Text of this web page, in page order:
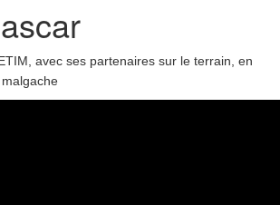
avec ses partenaires sur le terrain, en